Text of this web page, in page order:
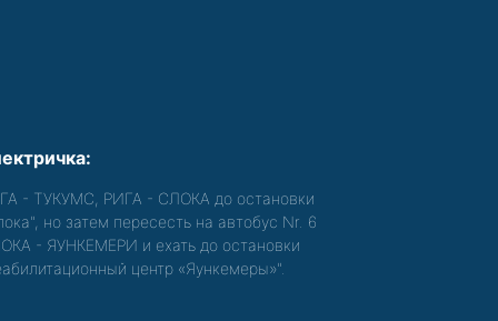
- ТУКУМС, РИГА - СЛОКА до остановки
но затем пересесть на автобус Nr. 6
- ЯУНКЕМЕРИ и ехать до остановки
центр «Яункемеры»".